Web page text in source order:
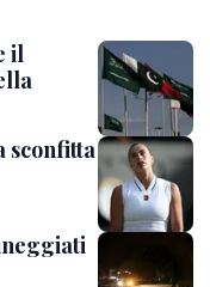
il
sconfitta